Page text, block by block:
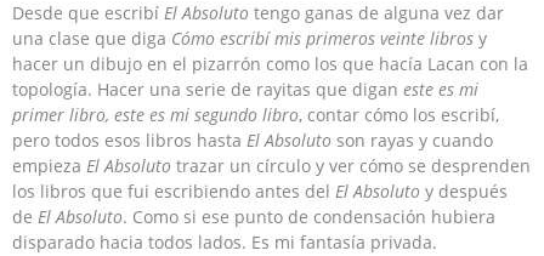
Desde que escribí El Absoluto tengo ganas de alguna vez dar
una clase que diga Cómo escribí mis primeros veinte libros y
hacer un dibujo en el pizarrón como los que hacía Lacan con la
topología. Hacer una serie de rayitas que digan este es mi
primer libro, este es mi segundo libro, contar cómo los escribí,
pero todos esos libros hasta El Absoluto son rayas y cuando
empieza El Absoluto trazar un círculo y ver cómo se desprenden
los libros que fui escribiendo antes del El Absoluto y después
de El Absoluto. Como si ese punto de condensación hubiera
disparado hacia todos lados. Es mi fantasía privada.